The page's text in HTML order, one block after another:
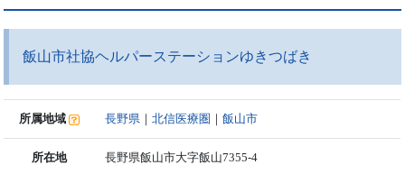
飯山市社協ヘルパーステーションゆきつばき
所属地域 長野県 ｜北信医療圏 ｜飯山市
所在地 長野県飯山市大字飯山7355-4